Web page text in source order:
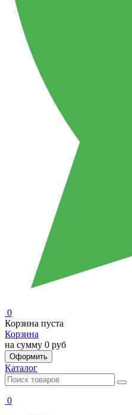
0
Корзина пуста
Корзина
на сумму 0 руб
Оформить
Каталог
0